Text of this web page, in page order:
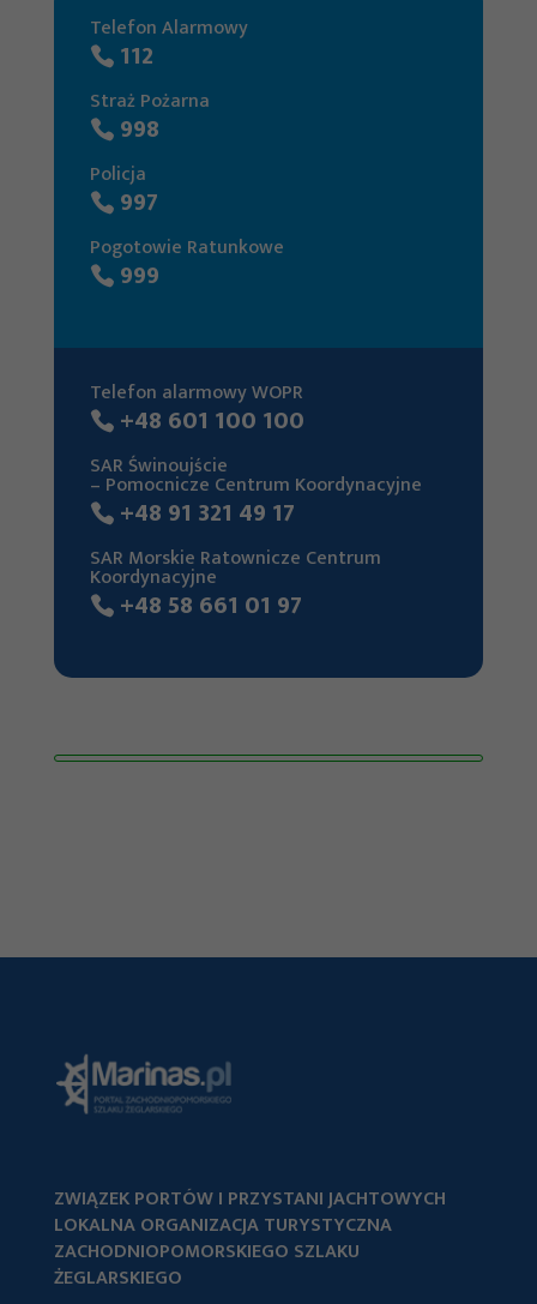
Telefon Alarmowy
112
Straż Pożarna
998
Policja
997
Pogotowie Ratunkowe
999
Telefon alarmowy WOPR
+48 601 100 100
SAR Świnoujście
– Pomocnicze Centrum Koordynacyjne
+48 91 321 49 17
SAR Morskie Ratownicze Centrum
Koordynacyjne
+48 58 661 01 97
ZWIĄZEK PORTÓW I PRZYSTANI JACHTOWYCH
LOKALNA ORGANIZACJA TURYSTYCZNA
ZACHODNIOPOMORSKIEGO SZLAKU
ŻEGLARSKIEGO